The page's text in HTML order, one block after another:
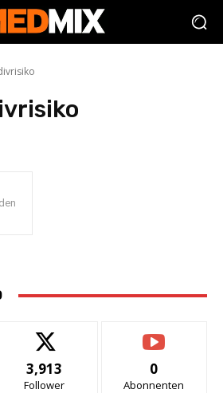
3,913
Follower
0
Abonnenten